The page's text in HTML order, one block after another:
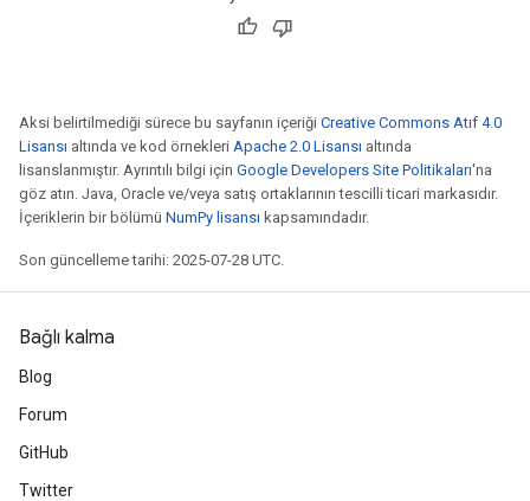
Aksi belirtilmediği sürece bu sayfanın içeriği Creative Commons Atıf 4.0
Lisansı altında ve kod örnekleri Apache 2.0 Lisansı altında
lisanslanmıştır. Ayrıntılı bilgi için Google Developers Site Politikaları'na
göz atın. Java, Oracle ve/veya satış ortaklarının tescilli ticari markasıdır.
İçeriklerin bir bölümü NumPy lisansı kapsamındadır.
Son güncelleme tarihi: 2025-07-28 UTC.
Bağlı kalma
Blog
Forum
GitHub
Twitter